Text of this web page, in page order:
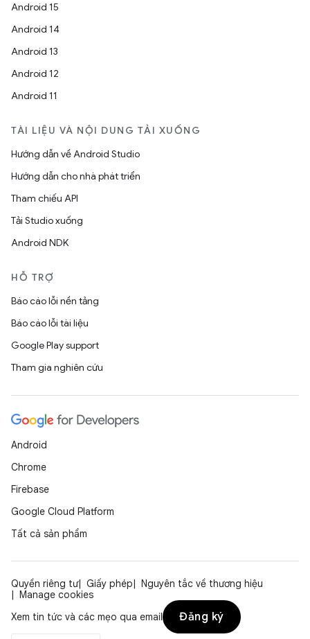
Android 15
Android 14
Android 13
Android 12
Android 11
TÀI LIỆU VÀ NỘI DUNG TẢI XUỐNG
Hướng dẫn về Android Studio
Hướng dẫn cho nhà phát triển
Tham chiếu API
Tải Studio xuống
Android NDK
HỖ TRỢ
Báo cáo lỗi nền tảng
Báo cáo lỗi tài liệu
Google Play support
Tham gia nghiên cứu
Android
Chrome
Firebase
Google Cloud Platform
Tất cả sản phẩm
Quyền riêng tư Giấy phép
Nguyên tắc về thương hiệu
Manage cookies
Xem tin tức và các mẹo qua email
Đăng ký